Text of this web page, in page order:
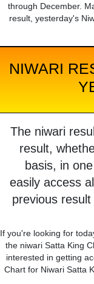
through December.
result, yesterday's
NIWARI
The niwari
result,
basis, in
easily access
previous
If you're looking for
the niwari Satta King
interested in getting
Chart for Niwari Satta